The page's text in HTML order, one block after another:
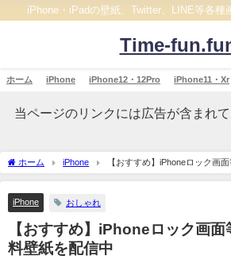
iPhone・iPadの壁紙、Twitter、LINE等各種
Time-
ホーム iPhone iPhone12・12Pro iPhone11・Xr
当ページのリンクには広告が含まれて
ホーム iPhone
【おすすめ】iPhoneロック画
信中
iPhone おしゃれ
【おすすめ】iPhoneロック画
料壁紙を配信中